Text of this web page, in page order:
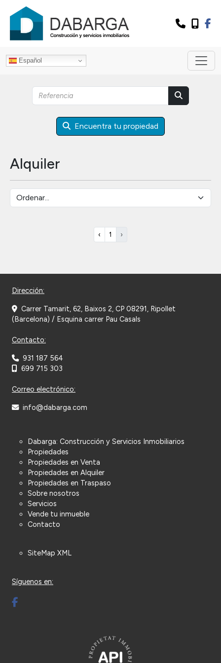
Español
Encuentra tu propiedad
Alquiler
‹ 1 ›
Dirección:
Carrer Tamarit, 62, Baixos 2, CP 08291, Ripollet
(Barcelona) / Esquina carrer Pau Casals
Contacto:
931 187 564
699 715 303
Correo electrónico:
info@dabarga.com
Dabarga: Construcción y Servicios Inmobiliarios
Propiedades
Propiedades en Venta
Propiedades en Alquiler
Propiedades en Traspaso
Sobre nosotros
Servicios
Vende tu inmueble
Contacto
SiteMap XML
Síguenos en: